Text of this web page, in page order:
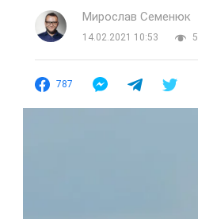
Мирослав Семенюк
14.02.2021 10:53
787